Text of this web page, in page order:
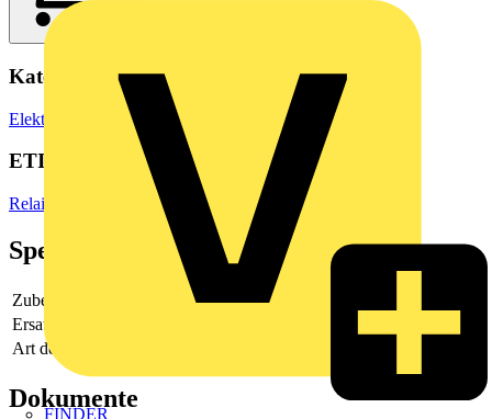
FINDER
Kategorien
Elektronische Bauteile Relais
ETIM Group
Relais
Spezifikationen
Zubehör
Ja
Ersatzteil
Art des Zubehörs/Ersatzteils
Dokumente